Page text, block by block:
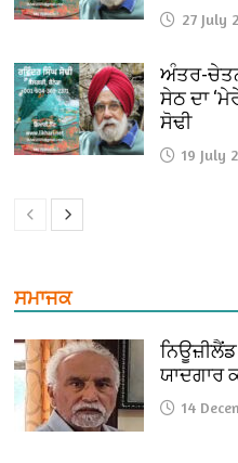
27 July
ਅੰਤਰ-
ਸੇਠ ਦਾ
ਸੋਢੀ
19 July
ਸਮਾਜਕ
ਯਾਦਗਾਰ
14